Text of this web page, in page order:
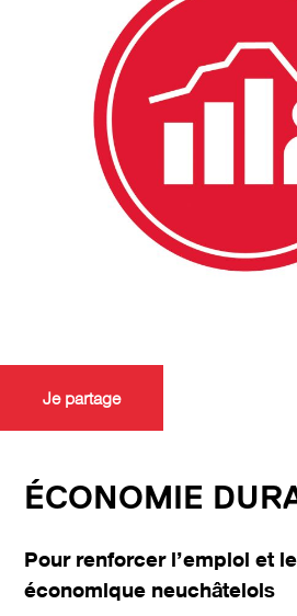
ÉCONOMIE
Pour renforcer l’emploi et
économique neuchâtelois
Je partage